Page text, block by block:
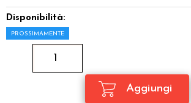
Disponibilità:
PROSSIMAMENTE